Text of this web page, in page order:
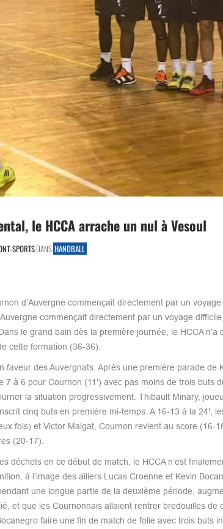
le HCCA arrache un nul à Vesoul
SPORTSDANS HANDBALL
d’Auvergne commençait directement par un
commençait directement par un voyage
le grand bain dès la première journée, le HCCA
cette formation (36-36).
faveur des Auvergnats. Après une première parade de
7 à 6 pour Cournon (11′) avec pas moins de trois buts
la situation progressivement. Thibault Minary,
cinq buts en première mi-temps. A 16-13 à la 24′,
fois) et Victor Malgat, Cournon revient au score (16-
(20-17).
déchets en ce début de match, le HCCA n’est
à l’image des ailiers Lucas Croenne et Kevin
une longue partie de la deuxième période,
et que les Cournonnais allaient rentrer bredouilles
faire une fin de match de folie avec trois buts